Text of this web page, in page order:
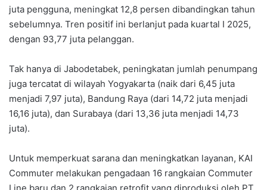
juta pengguna, meningkat 12,8 persen dibandingkan tahun
sebelumnya. Tren positif ini berlanjut pada kuartal I 2025,
dengan 93,77 juta pelanggan.
Tak hanya di Jabodetabek, peningkatan jumlah penumpang
juga tercatat di wilayah Yogyakarta (naik dari 6,45 juta
menjadi 7,97 juta), Bandung Raya (dari 14,72 juta menjadi
16,16 juta), dan Surabaya (dari 13,36 juta menjadi 14,73
juta).
Untuk memperkuat sarana dan meningkatkan layanan, KAI
Commuter melakukan pengadaan 16 rangkaian Commuter